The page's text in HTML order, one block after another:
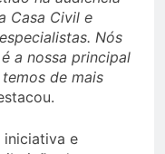
Casa Civil e
Nós
a nossa principal
de mais
iniciativa e